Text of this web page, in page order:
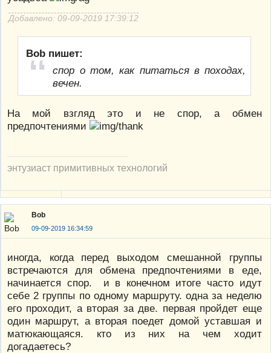
Добавлено: 09-09-2019 17:39:12
Bob пишет:
спор о том, как питаться в походах,
вечен.
На мой взгляд это и не спор, а обмен
предпочтениями
энтузиаст примитивных технологий
Bob
09-09-2019 16:34:59
иногда, когда перед выходом смешанной группы
встречаются для обмена предпочтениями в еде,
начинается спор. и в конечном итоге часто идут
себе 2 группы по одному маршруту. одна за неделю
его проходит, а вторая за две. первая пройдет еще
один маршрут, а вторая поедет домой уставшая и
матюкающаяся. кто из них на чем ходит
догадаетесь?